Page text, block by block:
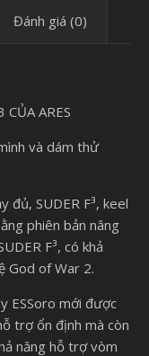
Đánh giá (0)
ARES
và dám thử
đủ, SUDER F³, keel
phiên bản nâng
F³, có khả
God of War 2.
ESSoro mới được
trợ ổn định mà còn
năng hỗ trợ vòm